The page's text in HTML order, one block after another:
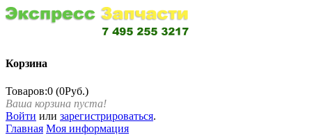
Корзина
Товаров:0 (0Руб.)
Ваша корзина пуста!
Войти или зарегистрироваться.
Главная Моя информация